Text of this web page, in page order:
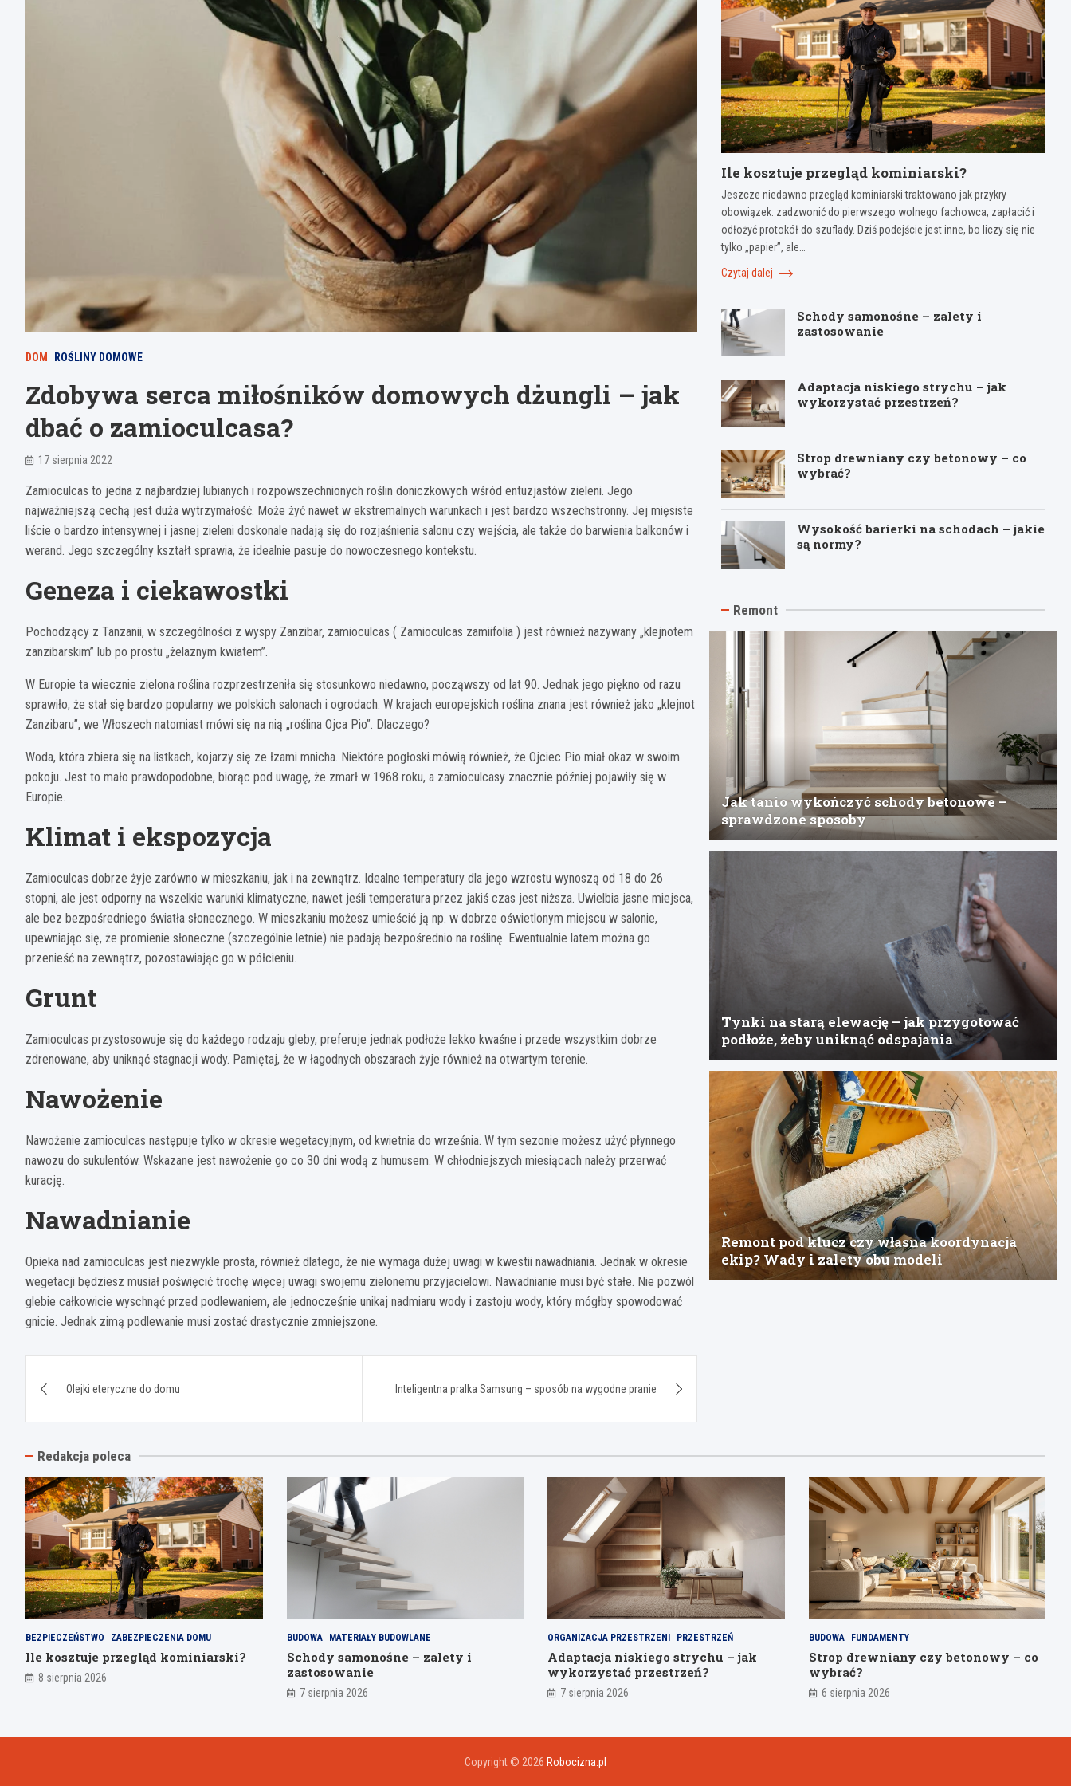
DOM ROŚLINY DOMOWE
Zdobywa serca miłośników domowych dżungli – jak
dbać o zamioculcasa?
17 sierpnia 2022
Zamioculcas to jedna z najbardziej lubianych i rozpowszechnionych roślin doniczkowych wśród entuzjastów zieleni. Jego
najważniejszą cechą jest duża wytrzymałość. Może żyć nawet w ekstremalnych warunkach i jest bardzo wszechstronny. Jej mięsiste
liście o bardzo intensywnej i jasnej zieleni doskonale nadają się do rozjaśnienia salonu czy wejścia, ale także do barwienia balkonów i
werand. Jego szczególny kształt sprawia, że ​​idealnie pasuje do nowoczesnego kontekstu.
Geneza i ciekawostki
Pochodzący z Tanzanii, w szczególności z wyspy Zanzibar, zamioculcas ( Zamioculcas zamiifolia ) jest również nazywany „klejnotem
zanzibarskim” lub po prostu „żelaznym kwiatem”.
W Europie ta wiecznie zielona roślina rozprzestrzeniła się stosunkowo niedawno, począwszy od lat 90. Jednak jego piękno od razu
sprawiło, że stał się bardzo popularny we polskich salonach i ogrodach. W krajach europejskich roślina znana jest również jako „klejnot
Zanzibaru”, we Włoszech natomiast mówi się na nią „roślina Ojca Pio”. Dlaczego?
Woda, która zbiera się na listkach, kojarzy się ze łzami mnicha. Niektóre pogłoski mówią również, że Ojciec Pio miał okaz w swoim
pokoju. Jest to mało prawdopodobne, biorąc pod uwagę, że zmarł w 1968 roku, a zamioculcasy znacznie później pojawiły się w
Europie.
Klimat i ekspozycja
Zamioculcas dobrze żyje zarówno w mieszkaniu, jak i na zewnątrz. Idealne temperatury dla jego wzrostu wynoszą od 18 do 26
stopni, ale jest odporny na wszelkie warunki klimatyczne, nawet jeśli temperatura przez jakiś czas jest niższa. Uwielbia jasne miejsca,
ale bez bezpośredniego światła słonecznego. W mieszkaniu możesz umieścić ją np. w dobrze oświetlonym miejscu w salonie,
upewniając się, że promienie słoneczne (szczególnie letnie) nie padają bezpośrednio na roślinę. Ewentualnie latem można go
przenieść na zewnątrz, pozostawiając go w półcieniu.
Grunt
Zamioculcas przystosowuje się do każdego rodzaju gleby, preferuje jednak podłoże lekko kwaśne i przede wszystkim dobrze
zdrenowane, aby uniknąć stagnacji wody. Pamiętaj, że w łagodnych obszarach żyje również na otwartym terenie.
Nawożenie
Nawożenie zamioculcas następuje tylko w okresie wegetacyjnym, od kwietnia do września. W tym sezonie możesz użyć płynnego
nawozu do sukulentów. Wskazane jest nawożenie go co 30 dni wodą z humusem. W chłodniejszych miesiącach należy przerwać
kurację.
Nawadnianie
Opieka nad zamioculcas jest niezwykle prosta, również dlatego, że nie wymaga dużej uwagi w kwestii nawadniania. Jednak w okresie
wegetacji będziesz musiał poświęcić trochę więcej uwagi swojemu zielonemu przyjacielowi. Nawadnianie musi być stałe. Nie pozwól
glebie całkowicie wyschnąć przed podlewaniem, ale jednocześnie unikaj nadmiaru wody i zastoju wody, który mógłby spowodować
gnicie. Jednak zimą podlewanie musi zostać drastycznie zmniejszone.
wpisu
Olejki eteryczne do domu Inteligentna pralka Samsung – sposób na wygodne pranie
Ile kosztuje przegląd kominiarski?
Jeszcze niedawno przegląd kominiarski traktowano jak przykry
obowiązek: zadzwonić do pierwszego wolnego fachowca, zapłacić i
odłożyć protokół do szuflady. Dziś podejście jest inne, bo liczy się nie
tylko „papier”, ale…
Czytaj dalej
Schody samonośne – zalety i
zastosowanie
Adaptacja niskiego strychu – jak
wykorzystać przestrzeń?
Strop drewniany czy betonowy – co
wybrać?
Wysokość barierki na schodach – jakie
są normy?
Remont
Jak tanio wykończyć schody betonowe –
sprawdzone sposoby
Tynki na starą elewację – jak przygotować
podłoże, żeby uniknąć odspajania
Remont pod klucz czy własna koordynacja
ekip? Wady i zalety obu modeli
Redakcja poleca
BEZPIECZEŃSTWO ZABEZPIECZENIA DOMU
Ile kosztuje przegląd kominiarski?
8 sierpnia 2026
BUDOWA MATERIAŁY BUDOWLANE
Schody samonośne – zalety i
zastosowanie
7 sierpnia 2026
ORGANIZACJA PRZESTRZENI PRZESTRZEŃ
Adaptacja niskiego strychu – jak
wykorzystać przestrzeń?
7 sierpnia 2026
BUDOWA FUNDAMENTY
Strop drewniany czy betonowy – co
wybrać?
6 sierpnia 2026
Copyright © 2026 Robocizna.pl